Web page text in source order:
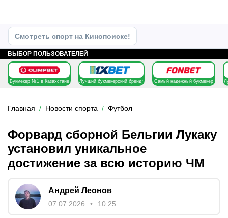
Смотреть спорт на Кинопоиске!
ВЫБОР ПОЛЬЗОВАТЕЛЕЙ
Букмекер №1 в Казахстане Лучший букмекерский бренд* Самый надежный букмекер
Главная Новости спорта Футбол
Форвард сборной Бельгии Лукаку
установил уникальное
достижение за всю историю ЧМ
Андрей Леонов
07.07.2026 10:25